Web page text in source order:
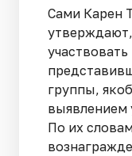
Сами Карен
группы,
выявлением
По их